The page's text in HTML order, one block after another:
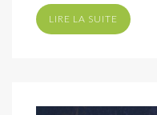
LIRE LA SUITE